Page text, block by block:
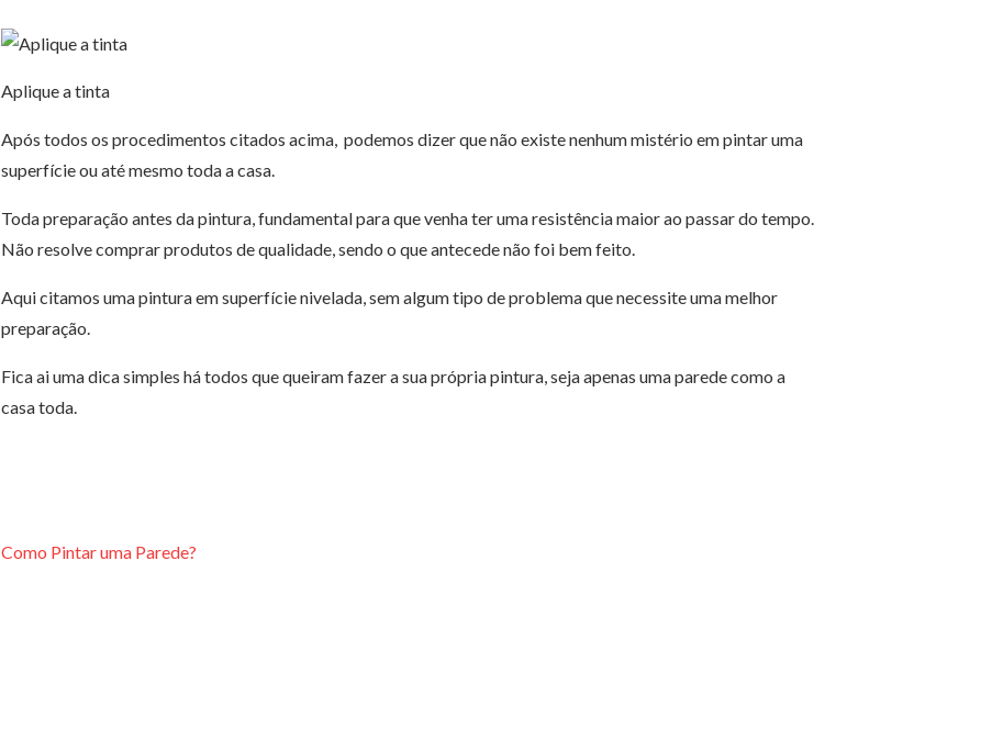
Aplique a tinta
Após todos os procedimentos citados acima, podemos dizer que não existe nenhum mistério em pintar uma
superfície ou até mesmo toda a casa.
Toda preparação antes da pintura, fundamental para que venha ter uma resistência maior ao passar do tempo.
Não resolve comprar produtos de qualidade, sendo o que antecede não foi bem feito.
Aqui citamos uma pintura em superfície nivelada, sem algum tipo de problema que necessite uma melhor
preparação.
Fica ai uma dica simples há todos que queiram fazer a sua própria pintura, seja apenas uma parede como a
casa toda.
Como Pintar uma Parede?